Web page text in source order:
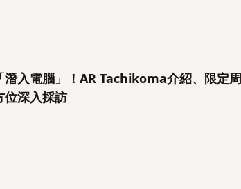
潛入電腦」！AR Tachikoma介紹、限定
位深入採訪